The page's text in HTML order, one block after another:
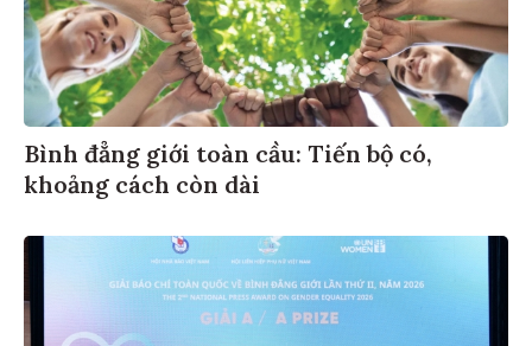
Bình đẳng giới toàn cầu: Tiến bộ có,
khoảng cách còn dài